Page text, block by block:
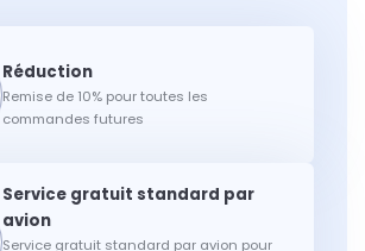
Remise de 10% pour toutes les
commandes futures
Service gratuit standard par avion pour